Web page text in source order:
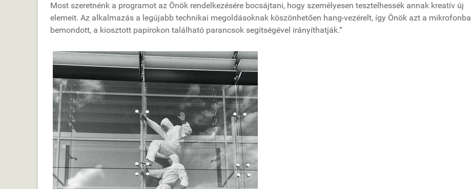
Most szeretnénk a programot az Önök rendelkezésére bocsájtani, hogy személyesen tesztelhessék annak kreatív új
elemeit. Az alkalmazás a legújabb technikai megoldásoknak köszönhetően hang-vezérelt, így Önök azt a mikrofonba
bemondott, a kiosztott papírokon található parancsok segítségével irányíthatják.“